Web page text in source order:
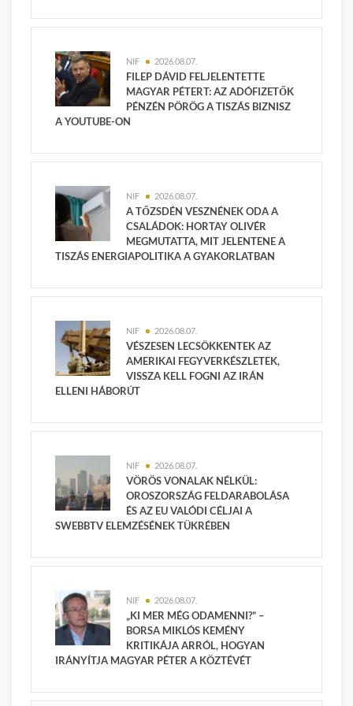
NIF 2026.08.07.
FILEP DÁVID FELJELENTETTE
MAGYAR PÉTERT: AZ ADÓFIZETŐK
PÉNZÉN PÖRÖG A TISZÁS BIZNISZ
A YOUTUBE-ON
NIF 2026.08.07.
A TŐZSDÉN VESZNÉNEK ODA A
CSALÁDOK: HORTAY OLIVÉR
MEGMUTATTA, MIT JELENTENE A
TISZÁS ENERGIAPOLITIKA A GYAKORLATBAN
NIF 2026.08.07.
VÉSZESEN LECSÖKKENTEK AZ
AMERIKAI FEGYVERKÉSZLETEK,
VISSZA KELL FOGNI AZ IRÁN
ELLENI HÁBORÚT
NIF 2026.08.07.
VÖRÖS VONALAK NÉLKÜL:
OROSZORSZÁG FELDARABOLÁSA
ÉS AZ EU VALÓDI CÉLJAI A
SWEBBTV ELEMZÉSÉNEK TÜKRÉBEN
NIF 2026.08.07.
„KI MER MÉG ODAMENNI?” –
BORSA MIKLÓS KEMÉNY
KRITIKÁJA ARRÓL, HOGYAN
IRÁNYÍTJA MAGYAR PÉTER A KÖZTÉVÉT